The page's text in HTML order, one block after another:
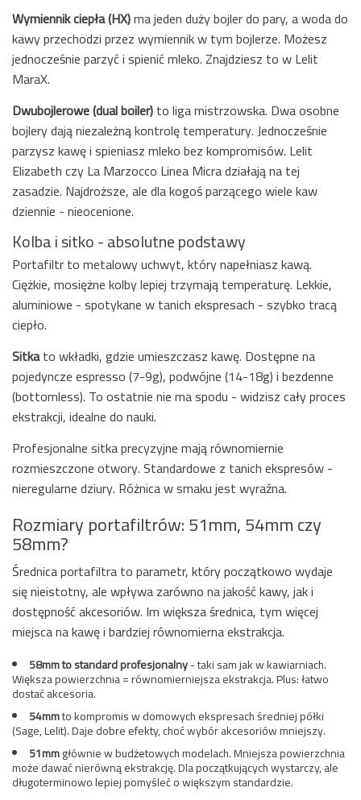
Wymiennik ciepła (HX)ma jeden duży bojler do pary, a woda do
kawy przechodzi przez wymiennik w tym bojlerze. Możesz
jednocześnie parzyć i spienić mleko. Znajdziesz to w Lelit
MaraX.
Dwubojlerowe (dual boiler)to liga mistrzowska. Dwa osobne
bojlery dają niezależną kontrolę temperatury. Jednocześnie
parzysz kawę i spieniasz mleko bez kompromisów. Lelit
Elizabeth czy La Marzocco Linea Micra działają na tej
zasadzie. Najdroższe, ale dla kogoś parzącego wiele kaw
dziennie - nieocenione.
Kolba i sitko - absolutne podstawy
Portafiltr to metalowy uchwyt, który napełniasz kawą.
Ciężkie, mosiężne kolby lepiej trzymają temperaturę. Lekkie,
aluminiowe - spotykane w tanich ekspresach - szybko tracą
ciepło.
Sitkato wkładki, gdzie umieszczasz kawę. Dostępne na
pojedyncze espresso (7-9g), podwójne (14-18g) i bezdenne
(bottomless). To ostatnie nie ma spodu - widzisz cały proces
ekstrakcji, idealne do nauki.
Profesjonalne sitka precyzyjne mają równomiernie
rozmieszczone otwory. Standardowe z tanich ekspresów -
nieregularne dziury. Różnica w smaku jest wyraźna.
Rozmiary portafiltrów: 51mm, 54mm czy
58mm?
Średnica portafiltra to parametr, który początkowo wydaje
się nieistotny, ale wpływa zarówno na jakość kawy, jak i
dostępność akcesoriów. Im większa średnica, tym więcej
miejsca na kawę i bardziej równomierna ekstrakcja.
58mm to standard profesjonalny- taki sam jak w kawiarniach.
Większa powierzchnia = równomierniejsza ekstrakcja. Plus: łatwo
dostać akcesoria.
54mmto kompromis w domowych ekspresach średniej półki
(Sage, Lelit). Daje dobre efekty, choć wybór akcesoriów mniejszy.
51mmgłównie w budżetowych modelach. Mniejsza powierzchnia
może dawać nierówną ekstrakcję. Dla początkujących wystarczy, ale
długoterminowo lepiej pomyśleć o większym standardzie.